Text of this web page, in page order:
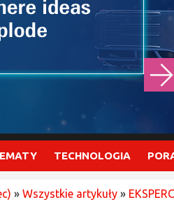
TECHNOLOGIA
» Wszystkie artykuły »